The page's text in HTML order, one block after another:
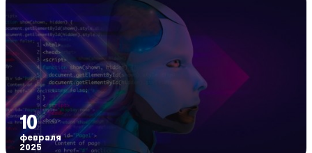
10
февраля
2025